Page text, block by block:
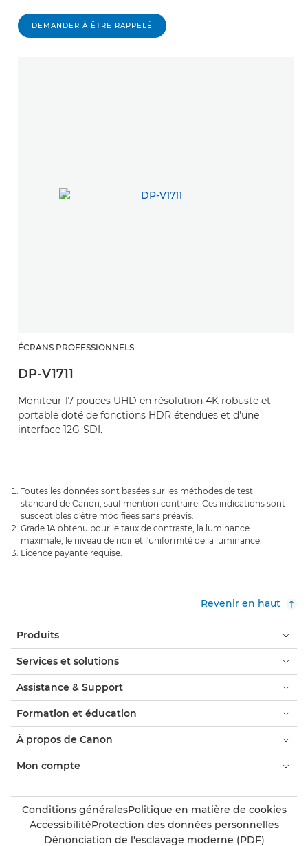
DEMANDER À ÊTRE RAPPELÉ
ÉCRANS PROFESSIONNELS
DP-V1711
Moniteur 17 pouces UHD en résolution 4K robuste et
portable doté de fonctions HDR étendues et d'une
interface 12G-SDI.
Toutes les données sont basées sur les méthodes de test
standard de Canon, sauf mention contraire. Ces indications sont
susceptibles d'être modifiées sans préavis.
Grade 1A obtenu pour le taux de contraste, la luminance
maximale, le niveau de noir et l'uniformité de la luminance.
Licence payante requise.
Revenir en haut
Produits
Services et solutions
Assistance & Support
Formation et éducation
À propos de Canon
Mon compte
Conditions généralesPolitique en matière de cookies
AccessibilitéProtection des données personnelles
Dénonciation de l'esclavage moderne (PDF)